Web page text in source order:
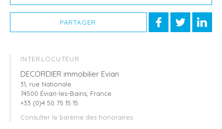
PARTAGER
INTERLOCUTEUR
DECORDIER immobilier Evian
31, rue Nationale
74500 Évian-les-Bains, France
+33 (0)4 50 75 15 15
Consulter le barème des honoraires